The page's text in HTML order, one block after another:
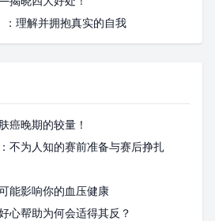
：理解并拥抱真实的自我
癌晚期的较量！
不为人知的赛前准备与赛后挣扎
能影响你的血压健康
心帮助为何会适得其反？